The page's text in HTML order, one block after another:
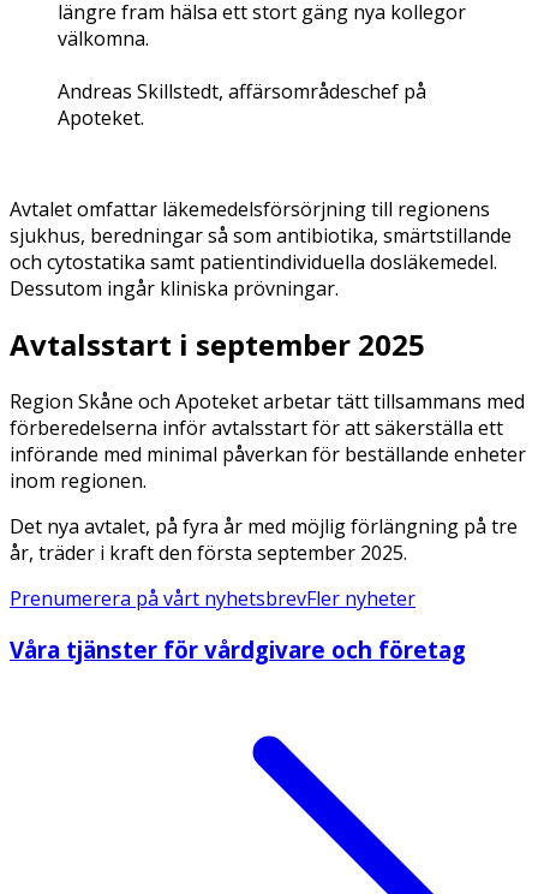
längre fram hälsa ett stort gäng nya kollegor
välkomna.
Andreas Skillstedt, affärsområdeschef på
Apoteket.
Avtalet omfattar läkemedelsförsörjning till regionens
sjukhus, beredningar så som antibiotika, smärtstillande
och cytostatika samt patientindividuella dosläkemedel.
Dessutom ingår kliniska prövningar.
Avtalsstart i september 2025
Region Skåne och Apoteket arbetar tätt tillsammans med
förberedelserna inför avtalsstart för att säkerställa ett
införande med minimal påverkan för beställande enheter
inom regionen.
Det nya avtalet, på fyra år med möjlig förlängning på tre
år, träder i kraft den första september 2025.
Prenumerera på vårt nyhetsbrevFler nyheter
Våra tjänster för vårdgivare och företag